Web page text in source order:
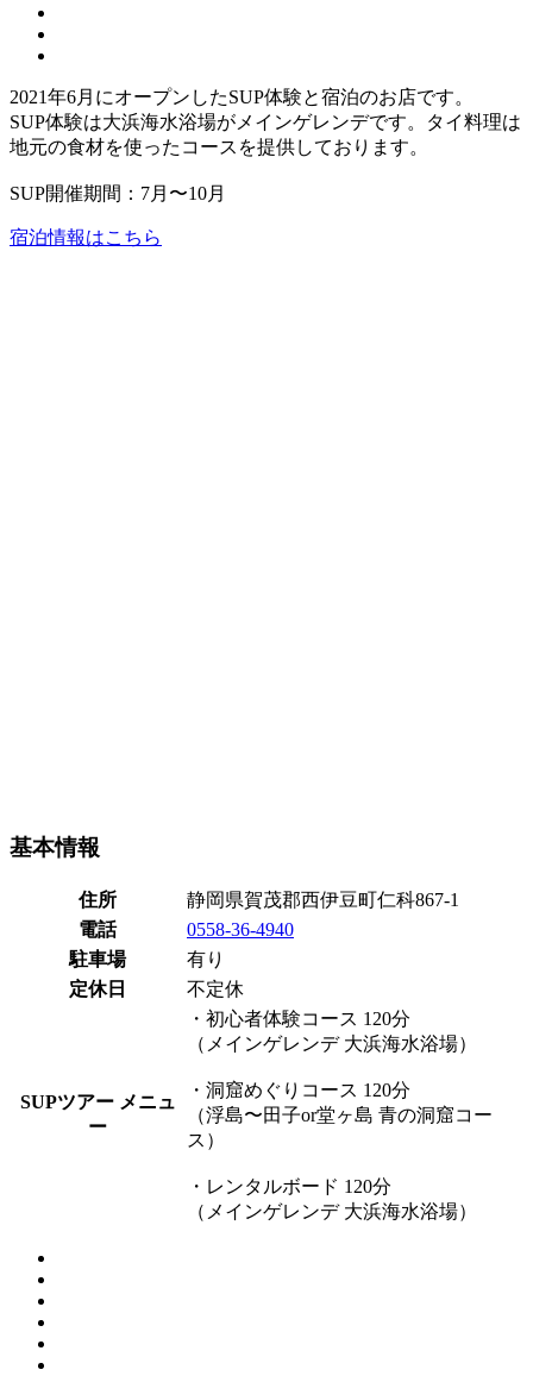
2021年6月にオープンしたSUP体験と宿泊のお店です。
SUP体験は大浜海水浴場がメインゲレンデです。タイ料理は
地元の食材を使ったコースを提供しております。
SUP開催期間：7月〜10月
宿泊情報はこちら
基本情報
住所
静岡県賀茂郡西伊豆町仁科867-1
電話
0558-36-4940
駐車場
有り
定休日
不定休
SUPツアー メニュ
ー
・初心者体験コース 120分
（メインゲレンデ 大浜海水浴場）
・洞窟めぐりコース 120分
（浮島〜田子or堂ヶ島 青の洞窟コー
ス）
・レンタルボード 120分
（メインゲレンデ 大浜海水浴場）